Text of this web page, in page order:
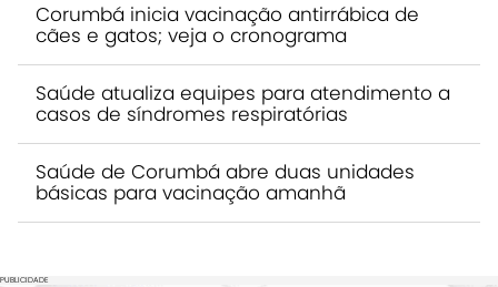
Corumbá inicia vacinação antirrábica de
cães e gatos; veja o cronograma
Saúde atualiza equipes para atendimento a
casos de síndromes respiratórias
Saúde de Corumbá abre duas unidades
básicas para vacinação amanhã
PUBLICIDADE